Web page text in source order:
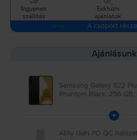
Ingyenes
szállítás
Exkluzív
ajánlatok
A csoport része
Ajánlásunk
Samsung Galaxy S22
Phantom Black, 256
+
Allity GaN PD QC